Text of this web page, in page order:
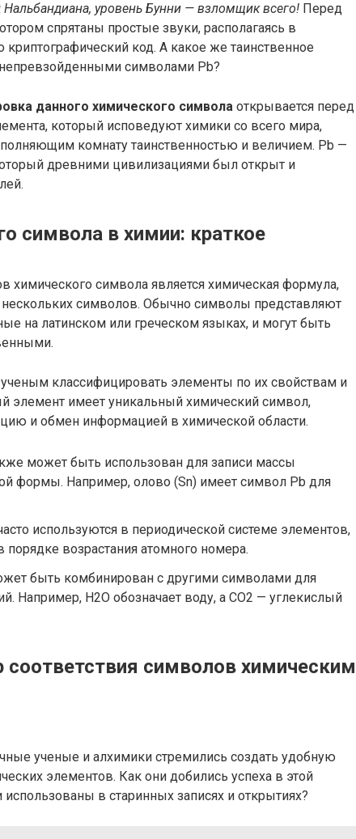
уровень Бунни — взломщик всего! Перед
спрятаны простые звуки, располагаясь в
код. А какое же таинственное
символами Pb?
данного химического символа открывается перед
который исповедуют химики со всего мира,
комнату таинственностью и величием. Pb —
древними цивилизациями был открыт и
символа в химии: краткое
символа является химическая формула,
нескольких символов. Обычно символы представляют
на латинском или греческом языках, и могут быть
классифицировать элементы по их свойствам и
элемент имеет уникальный химический символ,
и обмен информацией в химической области.
может быть использован для записи массы
формы. Например, олово (Sn) имеет символ Pb для
используются в периодической системе элементов,
возрастания атомного номера.
быть комбинирован с другими символами для
Например, H2O обозначает воду, а CO2 — углекислый
соответствия символов химическим
ученые и алхимики стремились создать удобную
элементов. Как они добились успеха в этой
в старинных записях и открытиях?